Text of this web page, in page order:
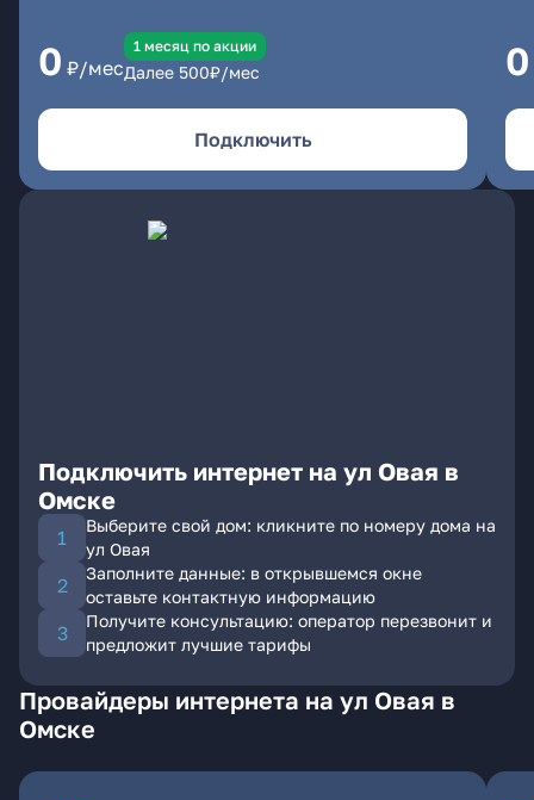
0 ₽/мес
1 месяц по акции
Далее 500₽/мес
Подключить
0
Подключить интернет на ул Овая в
Омске
Выберите свой дом: кликните по номеру дома на
ул Овая
Заполните данные: в открывшемся окне
оставьте контактную информацию
Получите консультацию: оператор перезвонит и
предложит лучшие тарифы
Провайдеры интернета на ул Овая в
Омске